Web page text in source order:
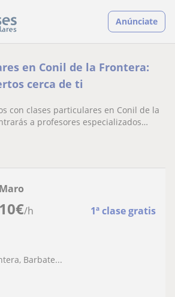
Anúnciate
en Conil de la Frontera:
cerca de ti
con clases particulares en Conil de la
a profesores especializados
10€/h 1ª clase gratis
Maro
Barbate...